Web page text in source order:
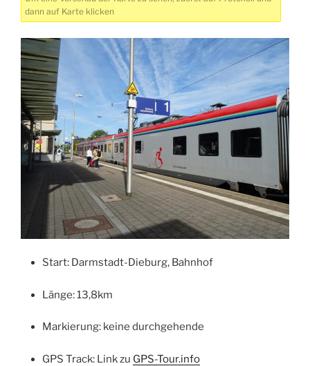
dann auf Karte klicken
Start: Darmstadt-Dieburg, Bahnhof
Länge: 13,8km
Markierung: keine durchgehende
GPS Track: Link zu GPS-Tour.info